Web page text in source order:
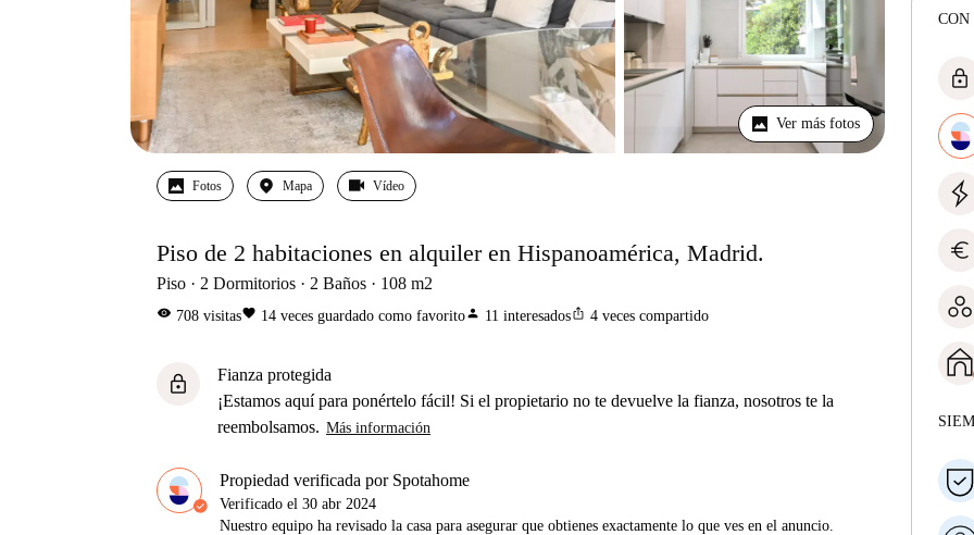
Ver más fotos
Fotos Mapa Vídeo
Piso de 2 habitaciones en alquiler en Hispanoamérica, Madrid.
Piso 2 Dormitorios 2 Baños 108 m2
visibility 708 visitasfavorite 14 veces guardado como favoritoperson 11 interesadosios_share 4 veces compartido
lock
Fianza protegida
¡Estamos aquí para ponértelo fácil! Si el propietario no te devuelve la fianza, nosotros te la
reembolsamos. Más información
Propiedad verificada por Spotahome
Verificado el 30 abr 2024
Nuestro equipo ha revisado la casa para asegurar que obtienes exactamente lo que ves en el anuncio.
CON
lock
euro